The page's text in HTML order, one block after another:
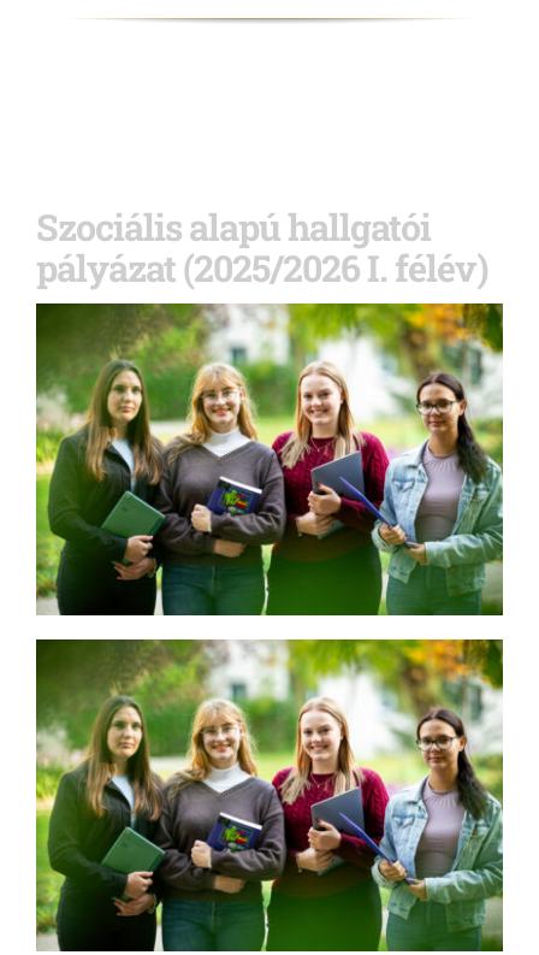
Szociális alapú hallgatói
pályázat (2025/2026 I. félév)